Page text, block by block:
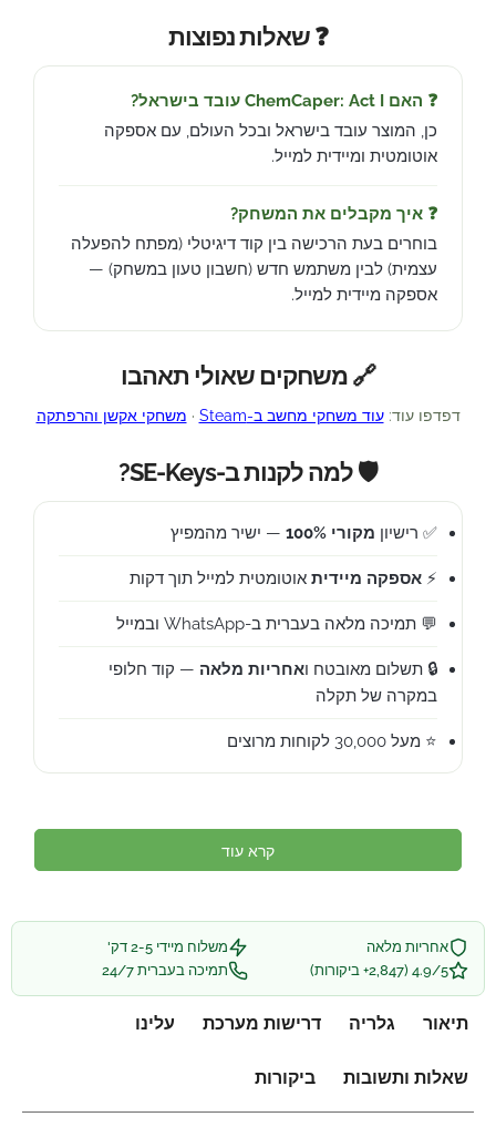
❓ שאלות נפוצות
❓ האם ChemCaper: Act I עובד בישראל?
כן, המוצר עובד בישראל ובכל העולם, עם אספקה
אוטומטית ומיידית למייל.
❓ איך מקבלים את המשחק?
בוחרים בעת הרכישה בין קוד דיגיטלי (מפתח להפעלה
עצמית) לבין משתמש חדש (חשבון טעון במשחק) —
אספקה מיידית למייל.
🔗 משחקים שאולי תאהבו
דפדפו עוד:עוד משחקי מחשב ב-Steam · משחקי אקשן והרפתקה
🛡️ למה לקנות ב-SE-Keys?
✅ רישיון מקורי 100% — ישיר מהמפיץ
⚡ אספקה מיידית אוטומטית למייל תוך דקות
💬 תמיכה מלאה בעברית ב-WhatsApp ובמייל
🔒 תשלום מאובטח ואחריות מלאה — קוד חלופי
במקרה של תקלה
⭐ מעל 30,000 לקוחות מרוצים
קרא עוד
אחריות מלאה
משלוח מיידי 2-5 דק'
4.9/5 (2,847+ ביקורות)
תמיכה בעברית 24/7
תיאור גלריה דרישות מערכת עלינו
שאלות ותשובות ביקורות